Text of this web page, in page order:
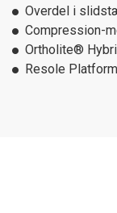
Overdel i
Compression-
Ortholite®
Resole